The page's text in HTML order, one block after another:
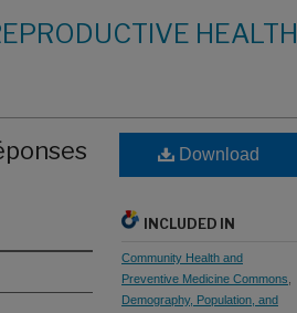
HEALTH
Download
INCLUDED IN
Community Health and
Preventive Medicine Commons
Demography, Population, and